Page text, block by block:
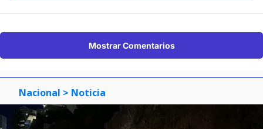
Mostrar Comentarios
Nacional > Noticia